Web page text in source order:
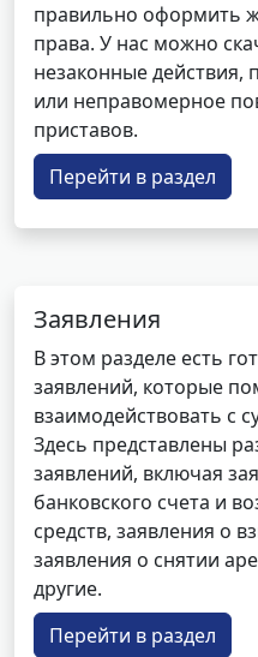
правильно оформить
права. У нас можно
незаконные действия,
или неправомерное
приставов.
Перейти в раздел
Заявления
В этом разделе есть
заявлений, которые
взаимодействовать с
Здесь представлены
заявлений, включая
банковского счета и
средств, заявления о
заявления о снятии
другие.
Перейти в раздел